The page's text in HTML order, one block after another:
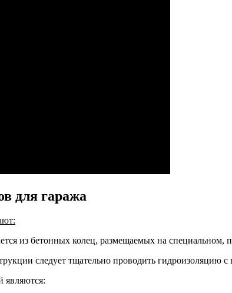
для гаража
из бетонных колец, размещаемых на
следует тщательно проводить гидроизоляцию
являются: